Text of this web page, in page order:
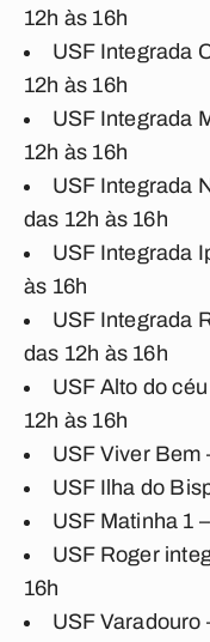
12h às 16h
USF Integrada
12h às 16h
USF Integrada
12h às 16h
USF Integrada
das 12h às 16h
USF Integrada
às 16h
USF Integrada
das 12h às 16h
USF Alto do
12h às 16h
USF Viver Bem
USF Ilha do
USF Matinha 1
USF Roger
16h
USF Varadouro